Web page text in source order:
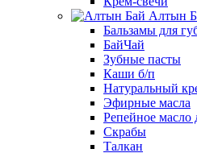
Алтын
Бальзамы для
БайЧай
Зубные пасты
Каши б/п
Натуральный
Эфирные масла
Репейное масло
Скрабы
Талкан